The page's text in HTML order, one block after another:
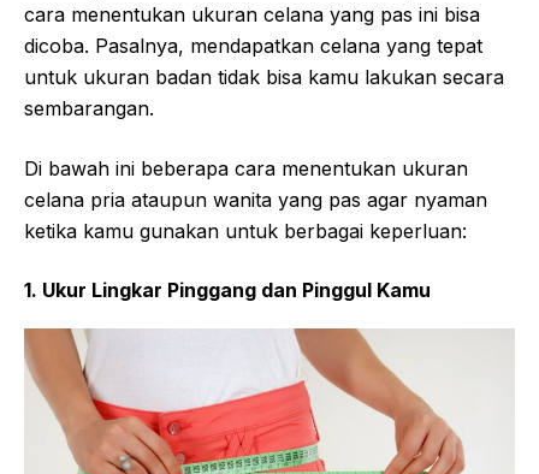
cara menentukan ukuran celana yang pas ini bisa
dicoba. Pasalnya, mendapatkan celana yang tepat
untuk ukuran badan tidak bisa kamu lakukan secara
sembarangan.
Di bawah ini beberapa cara menentukan ukuran
celana pria ataupun wanita yang pas agar nyaman
ketika kamu gunakan untuk berbagai keperluan:
1. Ukur Lingkar Pinggang dan Pinggul Kamu